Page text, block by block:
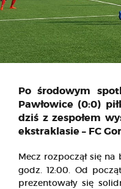
Po środowym
Pawłowice (0:0)
dziś z zespołem
ekstraklasie – FC
Mecz rozpoczął się
godz. 12:00. Od
prezentowały się